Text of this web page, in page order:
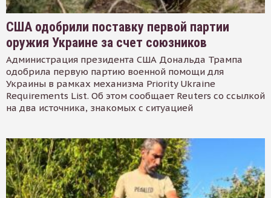
США одобрили поставку первой партии
оружия Украине за счет союзников
Администрация президента США Дональда Трампа
одобрила первую партию военной помощи для
Украины в рамках механизма Priority Ukraine
Requirements List. Об этом сообщает Reuters со ссылкой
на два источника, знакомых с ситуацией